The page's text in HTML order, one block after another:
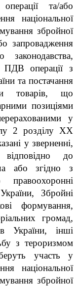
та/або
національної
збройної
запровадження
ПДВ операції з
та постачання
товарів, що
позиціями
у
2 розділу XX
у зверненні,
до
або згідно з
Збройні
формування,
громад,
України, інші
з тероризмом
участь у
національної
збройної